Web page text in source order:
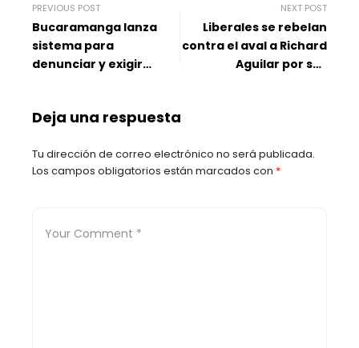
PREVIOUS POST
Bucaramanga lanza
sistema para
denunciar y exigir
NEXT POST
Liberales se rebelan
contra el aval a Richard
Aguilar por sus
Deja una respuesta
Tu dirección de correo electrónico no será publicada.
Los campos obligatorios están marcados con *